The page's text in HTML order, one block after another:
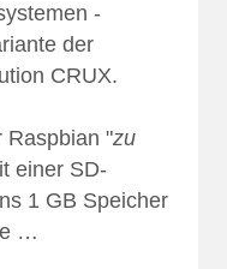
-
der
CRUX.
Raspbian "zu
einer SD-
1 GB Speicher
…